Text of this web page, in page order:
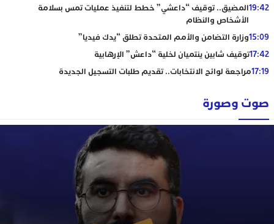
19:42المضيق.. توقيف “داعشي” خطط لتنفيذ عمليات تمس بسلامة
الأشخاص والنظام
15:09وزارة التضامن والأمم المتحدة تطلق “يدك فيديا”
17:42توقيف شابين ينتميان لخلية “داعش” الإرهابية
17:19مراجعة لوائح الانتخابات.. تقديم طلبات التسجيل الجديدة
صوت وصورة